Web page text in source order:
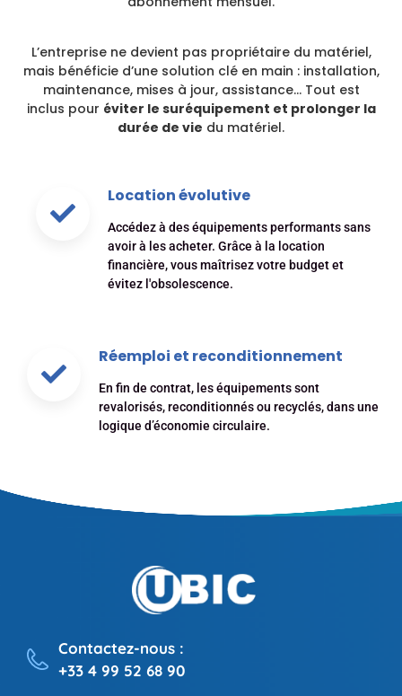
L’entreprise ne devient pas propriétaire du matériel,
mais bénéficie d’une solution clé en main : installation,
maintenance, mises à jour, assistance… Tout est
inclus pour éviter le suréquipement et prolonger la
durée de vie du matériel.
Location évolutive
Accédez à des équipements performants sans
avoir à les acheter. Grâce à la location
financière, vous maîtrisez votre budget et
évitez l'obsolescence.
Réemploi et reconditionnement
En fin de contrat, les équipements sont
revalorisés, reconditionnés ou recyclés, dans une
logique d’économie circulaire.
Contactez-nous :
+33 4 99 52 68 90